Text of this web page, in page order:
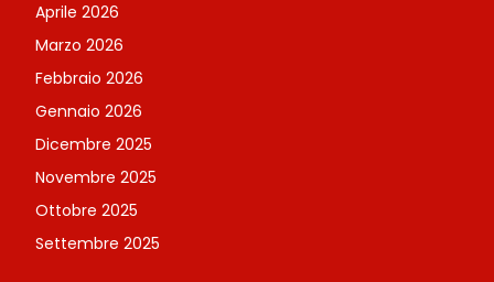
Aprile 2026
Marzo 2026
Febbraio 2026
Gennaio 2026
Dicembre 2025
Novembre 2025
Ottobre 2025
Settembre 2025